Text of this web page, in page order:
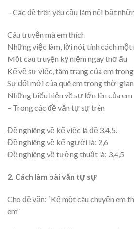
– Các đề trên yêu cầu làm nổi bật
Câu truyện mà em thích
Những việc làm, lời nói, tính cách
Một câu truyện kỷ niệm ngày thơ ấu
Kể về sự việc, tâm trạng của em
Sự đổi mới của quê em trong thời gian
Những biểu hiện về sự lớn lên của em
– Trong các đề văn tự sự trên
Đề nghiêng về kể việc là đề 3,4,5.
Đề nghiêng về kể người là: 2,6
Đề nghiêng về tường thuật là: 3,4,5
2. Cách làm bài văn tự sự
Cho đề văn: “Kể một câu chuyện em
em”